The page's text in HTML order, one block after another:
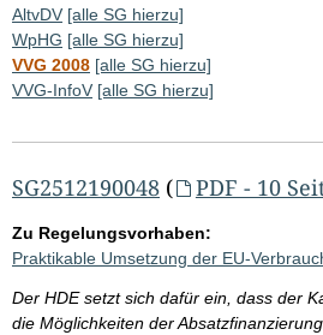
AltvDV [alle SG hierzu]
WpHG [alle SG hierzu]
VVG 2008 [alle SG hierzu]
VVG-InfoV [alle SG hierzu]
SG2512190048 ( PDF - 10
Zu Regelungsvorhaben:
Praktikable Umsetzung der EU-
Der HDE setzt sich dafür ein, dass der
die Möglichkeiten der